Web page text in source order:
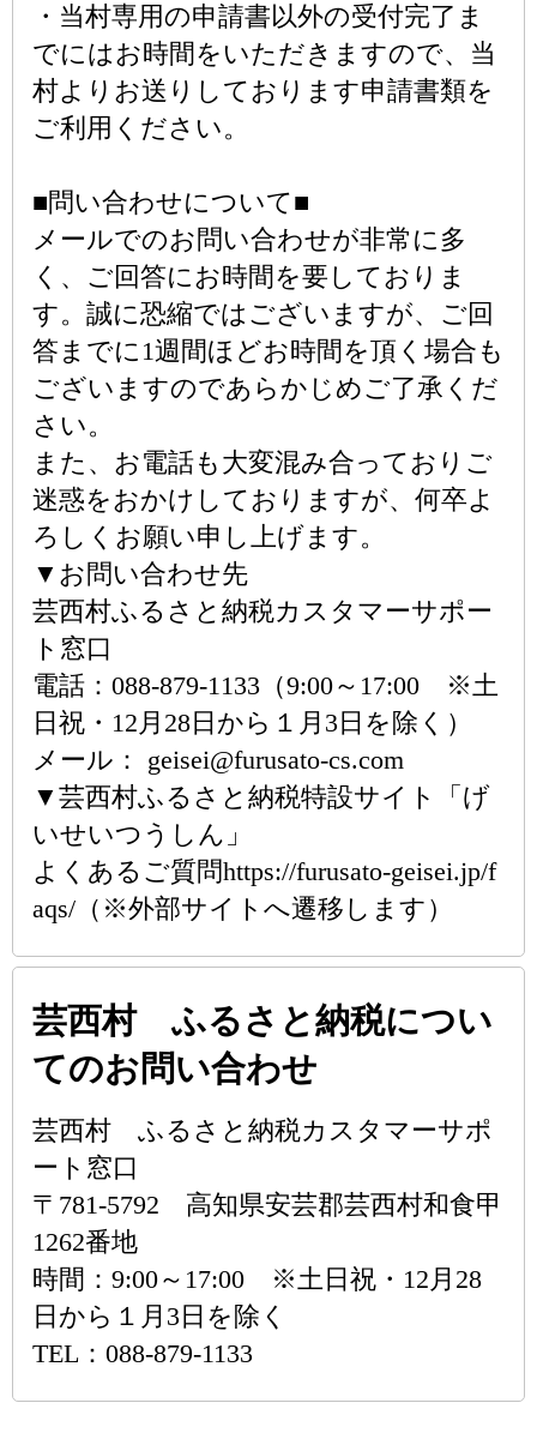
・当村専用の申請書以外の受付完了ま
でにはお時間をいただきますので、当
村よりお送りしております申請書類を
ご利用ください。
■問い合わせについて■
メールでのお問い合わせが非常に多
く、ご回答にお時間を要しておりま
す。誠に恐縮ではございますが、ご回
答までに1週間ほどお時間を頂く場合も
ございますのであらかじめご了承くだ
さい。
また、お電話も大変混み合っておりご
迷惑をおかけしておりますが、何卒よ
ろしくお願い申し上げます。
▼お問い合わせ先
芸西村ふるさと納税カスタマーサポー
ト窓口
電話：088-879-1133（9:00～17:00 ※土
日祝・12月28日から１月3日を除く）
メール： geisei@furusato-cs.com
▼芸西村ふるさと納税特設サイト「げ
いせいつうしん」
よくあるご質問https://furusato-geisei.jp/f
aqs/（※外部サイトへ遷移します）
芸西村 ふるさと納税につい
てのお問い合わせ
芸西村 ふるさと納税カスタマーサポ
ート窓口
〒781-5792 高知県安芸郡芸西村和食甲
1262番地
時間：9:00～17:00 ※土日祝・12月28
日から１月3日を除く
TEL：088-879-1133